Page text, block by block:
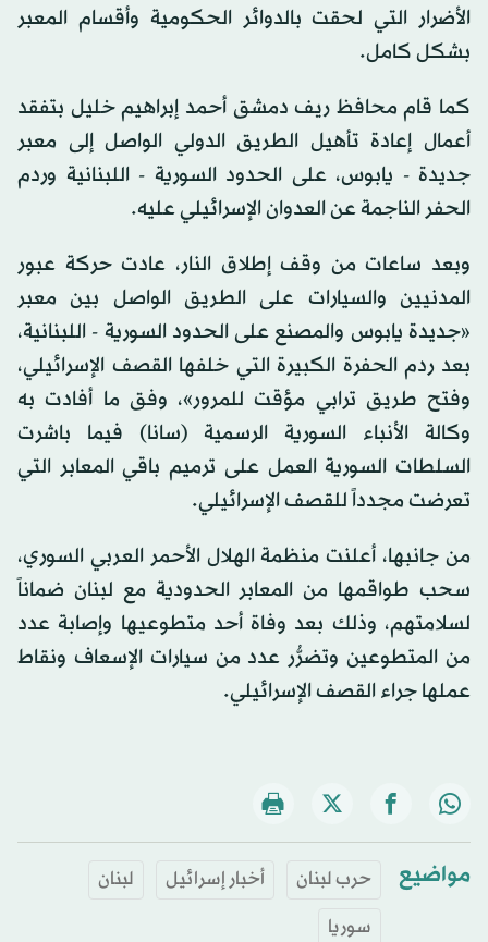
الأضرار التي لحقت بالدوائر الحكومية وأقسام المعبر
بشكل كامل.
كما قام محافظ ريف دمشق أحمد إبراهيم خليل بتفقد
أعمال إعادة تأهيل الطريق الدولي الواصل إلى معبر
‏جديدة - يابوس، على الحدود السورية - اللبنانية وردم
الحفر الناجمة عن العدوان الإسرائيلي ‏عليه.
وبعد ساعات من وقف إطلاق النار، عادت حركة عبور
المدنيين والسيارات على الطريق الواصل بين معبر
«جديدة يابوس والمصنع على الحدود السورية - اللبنانية،
بعد ردم الحفرة الكبيرة التي خلفها القصف الإسرائيلي،
وفتح طريق ترابي مؤقت للمرور»، وفق ما أفادت به
وكالة الأنباء السورية الرسمية (سانا) فيما باشرت
السلطات السورية العمل على ترميم باقي المعابر التي
تعرضت مجدداً للقصف الإسرائيلي.
من جانبها، أعلنت منظمة الهلال الأحمر العربي السوري،
سحب طواقمها من المعابر الحدودية مع لبنان ضماناً
لسلامتهم، وذلك بعد وفاة أحد متطوعيها وإصابة عدد
من المتطوعين وتضرُّر عدد من سيارات الإسعاف ونقاط
عملها جراء القصف الإسرائيلي.
مواضيع حرب لبنان أخبار إسرائيل
لبنان
سوريا